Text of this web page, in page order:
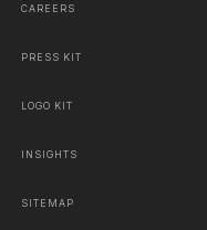
CAREERS
PRESS KIT
LOGO KIT
INSIGHTS
SITEMAP